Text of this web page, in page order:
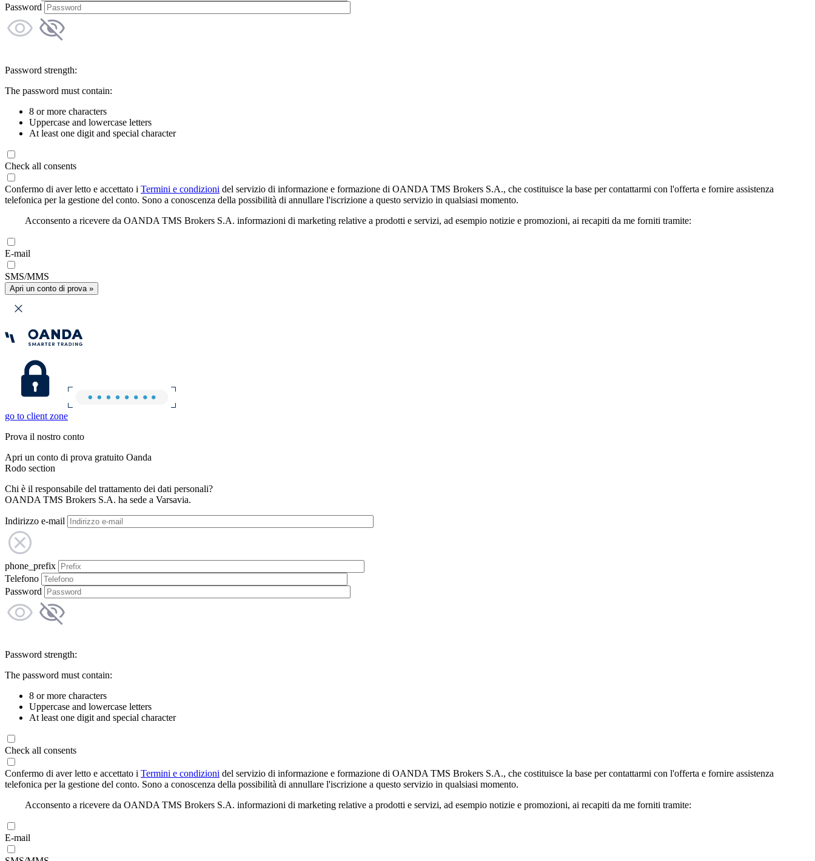
Password
Password strength:
The password must contain:
8 or more characters
Uppercase and lowercase letters
At least one digit and special character
Check all consents
Confermo di aver letto e accettato i Termini e condizioni del servizio di informazione e formazione di OANDA TMS Brokers S.A., che costituisce la base per contattarmi con l'offerta e fornire assistenza
telefonica per la gestione del conto. Sono a conoscenza della possibilità di annullare l'iscrizione a questo servizio in qualsiasi momento.
Acconsento a ricevere da OANDA TMS Brokers S.A. informazioni di marketing relative a prodotti e servizi, ad esempio notizie e promozioni, ai recapiti da me forniti tramite:
E-mail
SMS/MMS
Apri un conto di prova »
go to client zone
Prova il nostro conto
Apri un conto di prova gratuito Oanda
Rodo section
Chi è il responsabile del trattamento dei dati personali?
OANDA TMS Brokers S.A. ha sede a Varsavia.
Indirizzo e-mail
phone_prefix
Telefono
Password
Password strength:
The password must contain:
8 or more characters
Uppercase and lowercase letters
At least one digit and special character
Check all consents
Confermo di aver letto e accettato i Termini e condizioni del servizio di informazione e formazione di OANDA TMS Brokers S.A., che costituisce la base per contattarmi con l'offerta e fornire assistenza
telefonica per la gestione del conto. Sono a conoscenza della possibilità di annullare l'iscrizione a questo servizio in qualsiasi momento.
Acconsento a ricevere da OANDA TMS Brokers S.A. informazioni di marketing relative a prodotti e servizi, ad esempio notizie e promozioni, ai recapiti da me forniti tramite:
E-mail